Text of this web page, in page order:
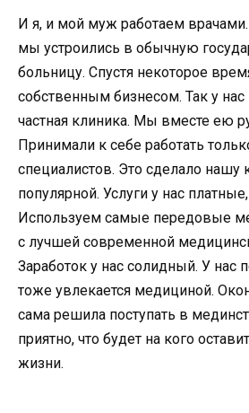
И я, и мой муж работаем врачами.
мы устроились в обычную
больницу. Спустя некоторое
собственным бизнесом. Так у нас
частная клиника. Мы вместе ею
Принимали к себе работать
специалистов. Это сделало нашу
популярной. Услуги у нас
Используем самые передовые
с лучшей современной
Заработок у нас солидный. У нас
тоже увлекается медициной.
сама решила поступать в
приятно, что будет на кого
жизни.